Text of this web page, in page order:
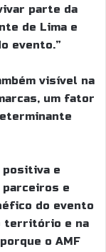
parte da
de Lima e
evento.”
visível na
um fator
positiva e
parceiros e
do evento
território e na
o AMF